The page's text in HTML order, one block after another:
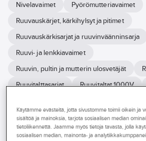
Nivelavaimet
Pyörömutteriavaimet
Ruuvauskärjet, kärkihylsyt ja pitimet
Ruuvauskärkisarjat ja ruuvinväänninsarja
Ruuvi- ja lenkkiavaimet
Ruuvin, pultin ja mutterin ulosvetäjät
Ruuvitalttasarjat
Ruuvitaltat 1000V
Ahlsell tarjoaa laajan valikoiman
Käytämme evästeitä, jotta sivustomme toimii oikein ja
sisältöä ja mainoksia, tarjota sosiaalisen median
tietoliikennettä. Jaamme myös tietoja tavasta, jolla
sosiaalisen median, mainonta- ja